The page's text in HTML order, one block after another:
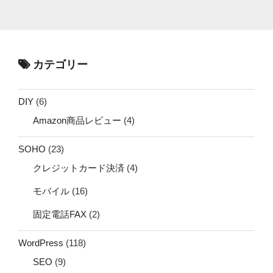
カテゴリー
DIY (6)
Amazon商品レビュー (4)
SOHO (23)
クレジットカード決済 (4)
モバイル (16)
固定電話FAX (2)
WordPress (118)
SEO (9)